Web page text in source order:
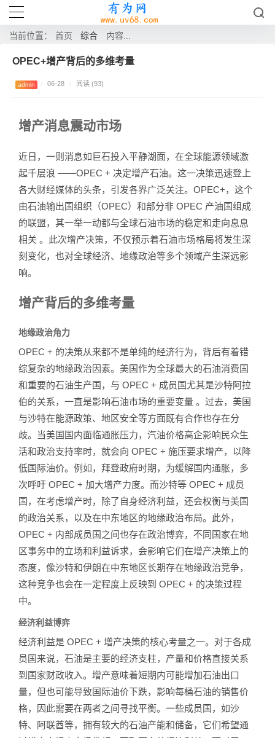
当前位置： 首页 综合 内容...
OPEC+增产背后的多维考量
admin / 06-28 / 阅读 (93)
增产消息震动市场
近日，一则消息如巨石投入平静湖面，在全球能源领域激
起千层浪 ——OPEC + 决定增产石油。这一决策迅速登上
各大财经媒体的头条，引发各界广泛关注。OPEC+，这个
由石油输出国组织（OPEC）和部分非 OPEC 产油国组成
的联盟，其一举一动都与全球石油市场的稳定和走向息息
相关 。此次增产决策，不仅预示着石油市场格局将发生深
刻变化，也对全球经济、地缘政治等多个领域产生深远影
响。
增产背后的多维考量
地缘政治角力
OPEC + 的决策从来都不是单纯的经济行为，背后有着错
综复杂的地缘政治因素。美国作为全球最大的石油消费国
和重要的石油生产国，与 OPEC + 成员国尤其是沙特阿拉
伯的关系，一直是影响石油市场的重要变量 。过去，美国
与沙特在能源政策、地区安全等方面既有合作也存在分
歧。当美国国内面临通胀压力，汽油价格高企影响民众生
活和政治支持率时，就会向 OPEC + 施压要求增产，以降
低国际油价。例如，拜登政府时期，为缓解国内通胀，多
次呼吁 OPEC + 加大增产力度。而沙特等 OPEC + 成员
国，在考虑增产时，除了自身经济利益，还会权衡与美国
的政治关系，以及在中东地区的地缘政治布局。此外，
OPEC + 内部成员国之间也存在政治博弈，不同国家在地
区事务中的立场和利益诉求，会影响它们在增产决策上的
态度，像沙特和伊朗在中东地区长期存在地缘政治竞争，
这种竞争也会在一定程度上反映到 OPEC + 的决策过程
中。
经济利益博弈
经济利益是 OPEC + 增产决策的核心考量之一。对于各成
员国来说，石油是主要的经济支柱，产量和价格直接关系
到国家财政收入。增产意味着短期内可能增加石油出口
量，但也可能导致国际油价下跌，影响每桶石油的销售价
格，因此需要在两者之间寻找平衡。一些成员国，如沙
特、阿联酋等，拥有较大的石油产能和储备，它们希望通